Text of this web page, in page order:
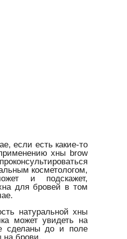
если есть какие-то
хны brow
косметологом,
и подскажет,
для бровей в том
натуральной хны
может увидеть на
сделаны до и поле
на брови.